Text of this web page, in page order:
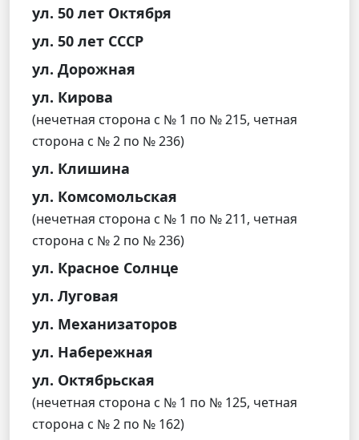
ул. 50 лет Октября
ул. 50 лет СССР
ул. Дорожная
ул. Кирова
(нечетная сторона с № 1 по № 215, четная
сторона с № 2 по № 236)
ул. Клишина
ул. Комсомольская
(нечетная сторона с № 1 по № 211, четная
сторона с № 2 по № 236)
ул. Красное Солнце
ул. Луговая
ул. Механизаторов
ул. Набережная
ул. Октябрьская
(нечетная сторона с № 1 по № 125, четная
сторона с № 2 по № 162)